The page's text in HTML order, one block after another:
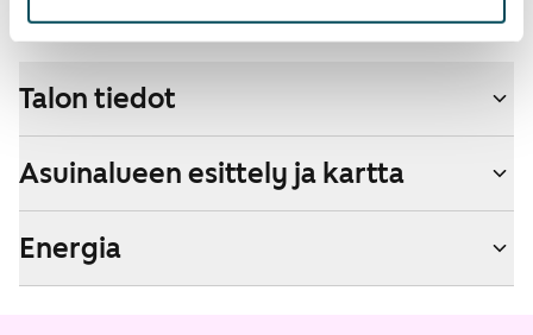
Talon tiedot
Asuinalueen esittely ja kartta
Energia